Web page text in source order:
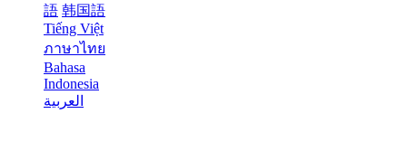
語 韩国語
Tiếng Việt
ภาษาไทย
Bahasa
Indonesia
العربية